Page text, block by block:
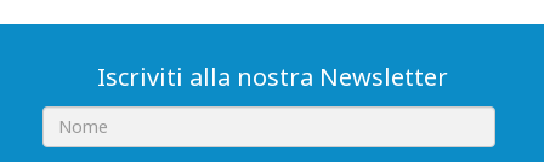
Iscriviti alla nostra Newsletter